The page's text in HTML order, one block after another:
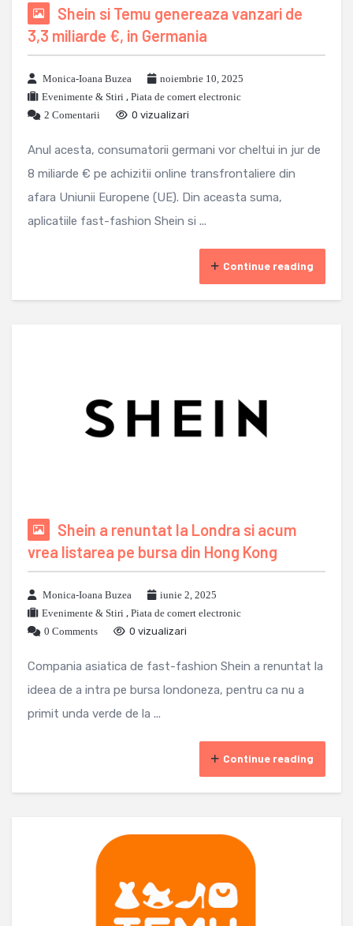
Shein si Temu genereaza vanzari de
3,3 miliarde €, in Germania
Monica-Ioana Buzea
noiembrie 10, 2025
Evenimente & Stiri , Piata de comert electronic
2 Comentarii
0 vizualizari
Anul acesta, consumatorii germani vor cheltui in jur de
8 miliarde € pe achizitii online transfrontaliere din
afara Uniunii Europene (UE). Din aceasta suma,
aplicatiile fast-fashion Shein si ...
Continue reading
Shein a renuntat la Londra si acum
vrea listarea pe bursa din Hong Kong
Monica-Ioana Buzea
iunie 2, 2025
Evenimente & Stiri , Piata de comert electronic
0 Comments
0 vizualizari
Compania asiatica de fast-fashion Shein a renuntat la
ideea de a intra pe bursa londoneza, pentru ca nu a
primit unda verde de la ...
Continue reading